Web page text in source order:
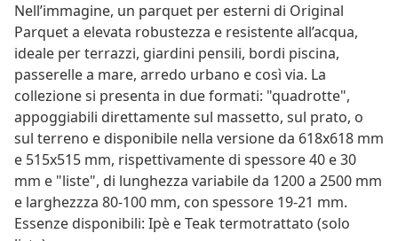
Nell’immagine, un parquet per esterni di Original
Parquet a elevata robustezza e resistente all’acqua,
ideale per terrazzi, giardini pensili, bordi piscina,
passerelle a mare, arredo urbano e così via. La
collezione si presenta in due formati: "quadrotte",
appoggiabili direttamente sul massetto, sul prato, o
sul terreno e disponibile nella versione da 618x618 mm
e 515x515 mm, rispettivamente di spessore 40 e 30
mm e "liste", di lunghezza variabile da 1200 a 2500 mm
e larghezzza 80-100 mm, con spessore 19-21 mm.
Essenze disponibili: Ipè e Teak termotrattato (solo